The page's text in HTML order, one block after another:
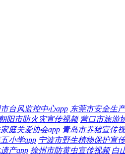
台风监控中心app 东莞市安全生
阳市防火灾宣传视频 营口市旅游
庭关爱协会app 青岛市养猪宣传
小学app 宁波市野生植物保护宣
产app 徐州市防黄虫宣传视频 白